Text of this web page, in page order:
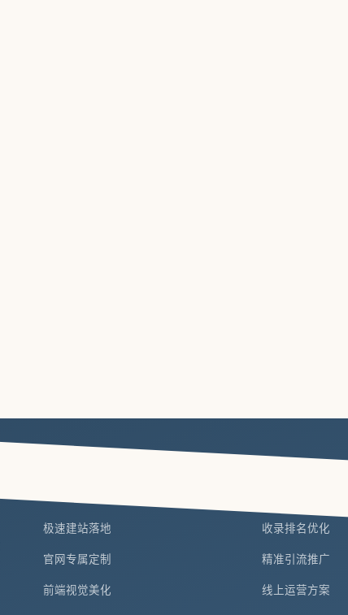
极速建站落地
官网专属定制
前端视觉美化
收录排名优化
精准引流推广
线上运营方案